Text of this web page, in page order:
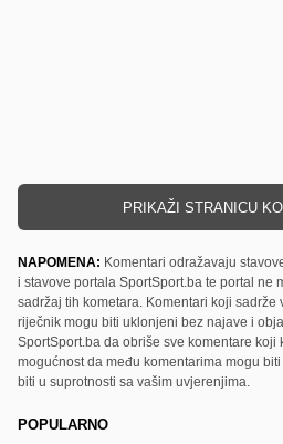
PRIKAŽI STRANICU
NAPOMENA: Komentari odražavaju
i stavove portala SportSport.ba te portal ne
sadržaj tih kometara. Komentari koji
riječnik mogu biti uklonjeni bez najave i
SportSport.ba da obriše sve komentare koji
mogućnost da među komentarima mogu
biti u suprotnosti sa vašim uvjerenjima.
POPULARNO